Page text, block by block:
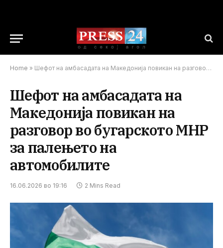
Home » Шефот на амбасадата на Македонија повикан на разговор во бугарското МНР за палењето на автомобилите
Шефот на амбасадата на
Македонија повикан на
разговор во бугарското МНР
за палењето на
автомобилите
16.06.2026 во 19:16 2 Mins Read